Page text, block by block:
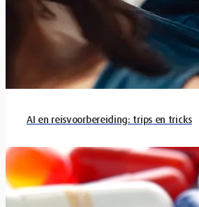
AI en reisvoorbereiding: trips en tricks